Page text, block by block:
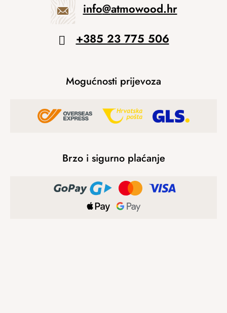
info@atmowood.hr
+385 23 775 506
Mogućnosti prijevoza
Brzo i sigurno plaćanje